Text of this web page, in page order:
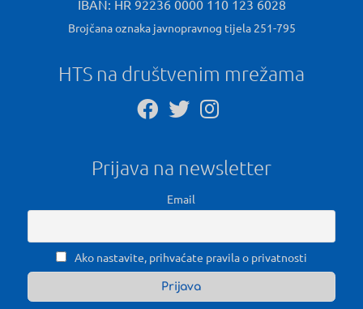
IBAN: HR 92236 0000 110 123 6028
Brojčana oznaka javnopravnog tijela 251-795
HTS na društvenim mrežama
Prijava na newsletter
Email
Ako nastavite, prihvaćate pravila o privatnosti